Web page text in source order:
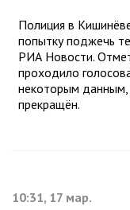
Полиция в
попытку поджечь
РИА Новости.
проходило
некоторым данным,
прекращён.
10:31, 17 мар.